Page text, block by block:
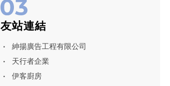
友站連結
紳揚廣告工程有限公司
天行者企業
伊客廚房